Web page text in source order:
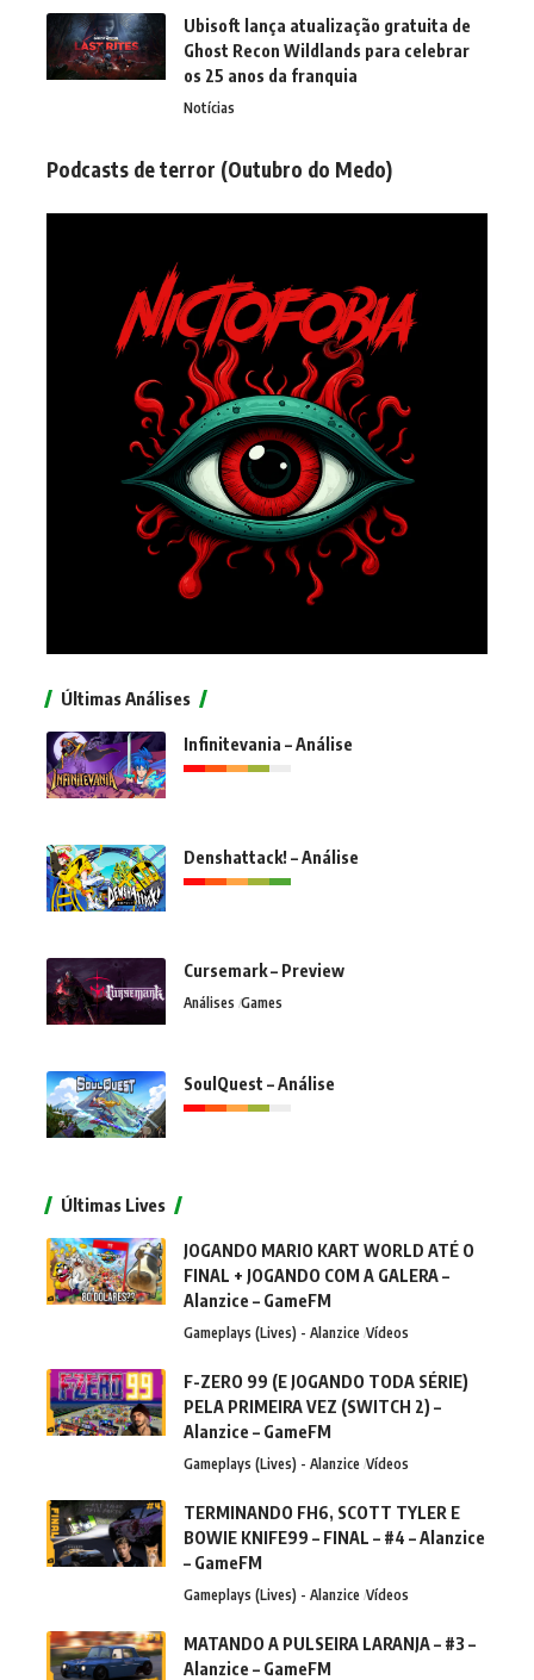
Ubisoft lança atualização gratuita de
Ghost Recon Wildlands para celebrar
os 25 anos da franquia
Notícias
Podcasts de terror (Outubro do Medo)
Últimas Análises
Infinitevania – Análise
Denshattack! – Análise
Cursemark – Preview
Análises Games
SoulQuest – Análise
Últimas Lives
JOGANDO MARIO KART WORLD ATÉ O
FINAL + JOGANDO COM A GALERA –
Alanzice – GameFM
Gameplays (Lives) - Alanzice Vídeos
F-ZERO 99 (E JOGANDO TODA SÉRIE)
PELA PRIMEIRA VEZ (SWITCH 2) –
Alanzice – GameFM
Gameplays (Lives) - Alanzice Vídeos
TERMINANDO FH6, SCOTT TYLER E
BOWIE KNIFE99 – FINAL – #4 – Alanzice
– GameFM
Gameplays (Lives) - Alanzice Vídeos
MATANDO A PULSEIRA LARANJA – #3 –
Alanzice – GameFM